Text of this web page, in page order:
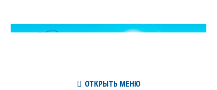
ОТКРЫТЬ МЕНЮ